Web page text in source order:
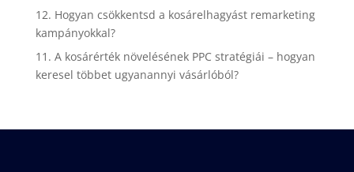
12. Hogyan csökkentsd a kosárelhagyást remarketing
kampányokkal?
11. A kosárérték növelésének PPC stratégiái – hogyan
keresel többet ugyanannyi vásárlóból?